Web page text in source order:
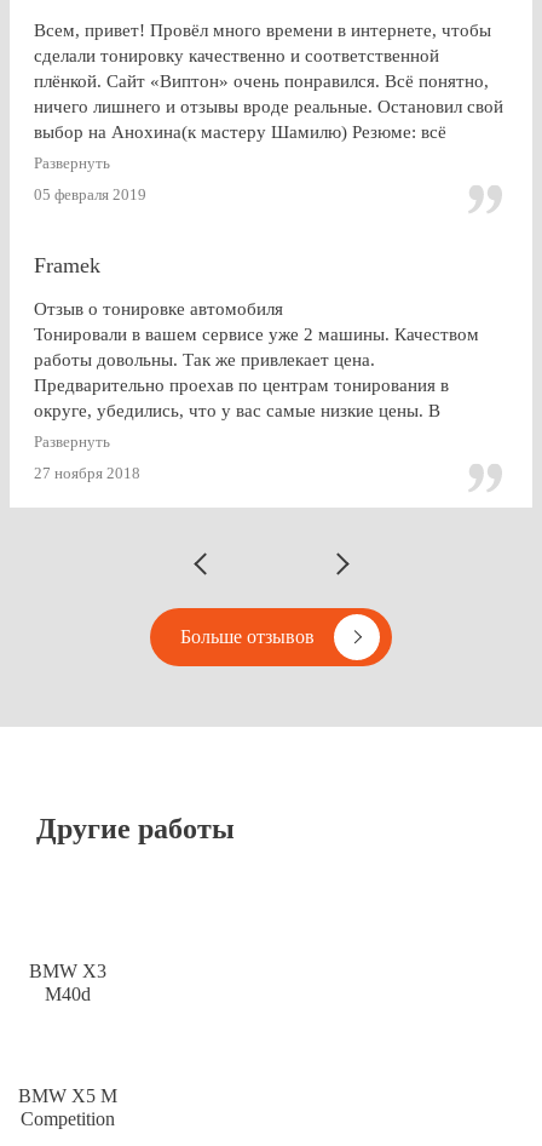
Всем, привет! Провёл много времени в интернете, чтобы
сделали тонировку качественно и соответственной
плёнкой. Сайт «Виптон» очень понравился. Всё понятно,
ничего лишнего и отзывы вроде реальные. Остановил свой
выбор на Анохина(к мастеру Шамилю) Резюме: всё
именно так, как и написано в отзывах!!!) Я остался очень
Развернуть
05 февраля 2019
Framek
Отзыв о тонировке автомобиля
Тонировали в вашем сервисе уже 2 машины. Качеством
работы довольны. Так же привлекает цена.
Предварительно проехав по центрам тонирования в
округе, убедились, что у вас самые низкие цены. В
будущем, думаю, будем так же пользоваться услугами
Развернуть
27 ноября 2018
Больше отзывов
Другие работы
BMW X3
M40d
BMW X5 M
Competition